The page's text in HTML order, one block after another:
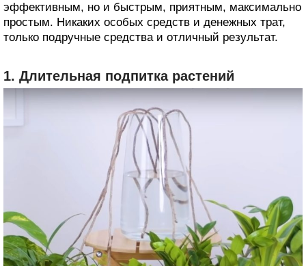
эффективным, но и быстрым, приятным, максимально
простым. Никаких особых средств и денежных трат,
только подручные средства и отличный результат.
1. Длительная подпитка растений